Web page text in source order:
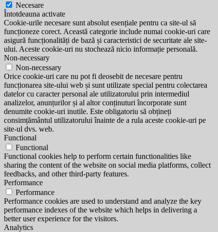
Necesare
Întotdeauna activate
Cookie-urile necesare sunt absolut esențiale pentru ca site-ul să
funcționeze corect. Această categorie include numai cookie-uri care
asigură funcționalități de bază și caracteristici de securitate ale site-
ului. Aceste cookie-uri nu stochează nicio informație personală.
Non-necessary
Non-necessary
Orice cookie-uri care nu pot fi deosebit de necesare pentru
funcționarea site-ului web și sunt utilizate special pentru colectarea
datelor cu caracter personal ale utilizatorului prin intermediul
analizelor, anunțurilor și al altor conținuturi încorporate sunt
denumite cookie-uri inutile. Este obligatoriu să obțineți
consimțământul utilizatorului înainte de a rula aceste cookie-uri pe
site-ul dvs. web.
Functional
Functional
Functional cookies help to perform certain functionalities like
sharing the content of the website on social media platforms, collect
feedbacks, and other third-party features.
Performance
Performance
Performance cookies are used to understand and analyze the key
performance indexes of the website which helps in delivering a
better user experience for the visitors.
Analytics